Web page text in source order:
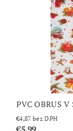
PVC OBRUS
€4,87 bez DPH